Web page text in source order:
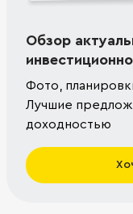
Обзор
Фото,
Лучшие
доходностью